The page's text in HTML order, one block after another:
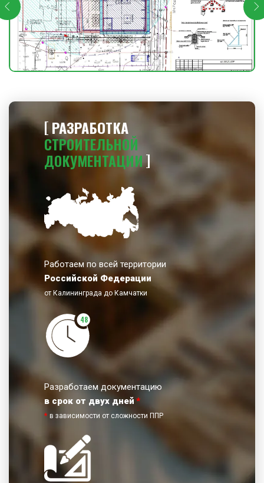
РАЗРАБОТКА
СТРОИТЕЛЬНОЙ
ДОКУМЕНТАЦИИ
Работаем по всей территории
Российской Федерации
от Калининграда до Камчатки
48
Разработаем документацию
в срок от двух дней *
* в зависимости от сложности ППР